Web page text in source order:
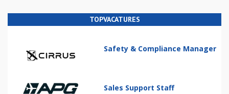
TOPVACATURES
Safety & Compliance Manager
Sales Support Staff